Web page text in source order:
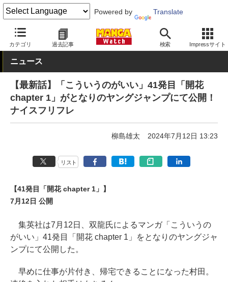
Powered by Translate
カテゴリ 過去記事 検索 Impressサイト
MANGA Watch 青年 こういうのがいい
ニュース
【最新話】「こういうのがいい」41発目「開花
chapter 1」がとなりのヤングジャンプにて公開！
ナイスフリフレ
柳島雄太 2024年7月12日 13:23
リスト
【41発目「開花 chapter 1」】
7月12日 公開
集英社は7月12日、双龍氏によるマンガ「こういうの
がいい」41発目「開花 chapter 1」をとなりのヤングジャ
ンプにて公開した。
早めに仕事が片付き、帰宅できることになった村田。